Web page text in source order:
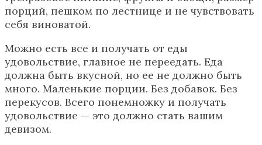
порций, пешком по лестнице и не чувствовать
себя виноватой.
Можно есть все и получать от еды
удовольствие, главное не переедать. Еда
должна быть вкусной, но ее не должно быть
много. Маленькие порции. Без добавок. Без
перекусов. Всего понемножку и получать
удовольствие — это должно стать вашим
девизом.